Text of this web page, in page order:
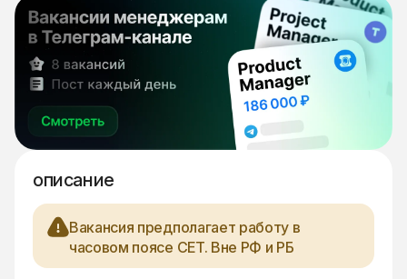
описание
Вакансия предполагает работу в
часовом поясе CET. Вне РФ и РБ